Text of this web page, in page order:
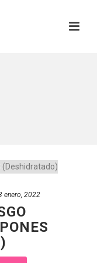
enero, 2022